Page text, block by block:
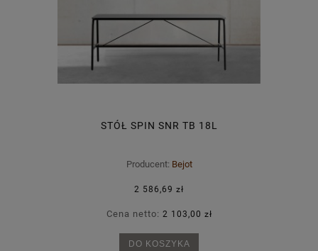
STÓŁ SPIN SNR TB 18L
Producent: Bejot
2 586,69 zł
Cena netto: 2 103,00 zł
DO KOSZYKA